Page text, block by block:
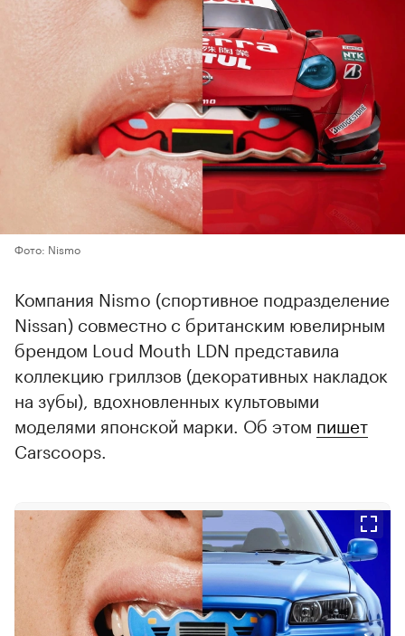
Фото: Nismo
Компания Nismo (спортивное подразделение
Nissan) совместно с британским ювелирным
брендом Loud Mouth LDN представила
коллекцию гриллзов (декоративных накладок
на зубы), вдохновленных культовыми
моделями японской марки. Об этом пишет
Carscoops.